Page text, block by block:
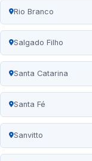
Rio Branco
Salgado Filho
Santa Catarina
Santa Fé
Sanvitto